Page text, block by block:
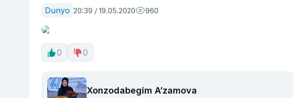
Dunyo 20:39 / 19.05.2020 960
0 0
Xonzodabegim A’zamova